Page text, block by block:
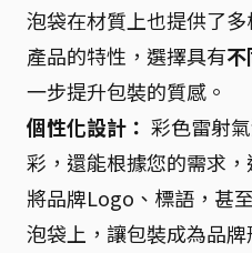
泡袋在材質上也提供了
產品的特性，選擇具有
一步提升包裝的質感。
個性化設計： 彩色雷射
彩，還能根據您的需求
將品牌Logo、標語，甚
泡袋上，讓包裝成為品牌